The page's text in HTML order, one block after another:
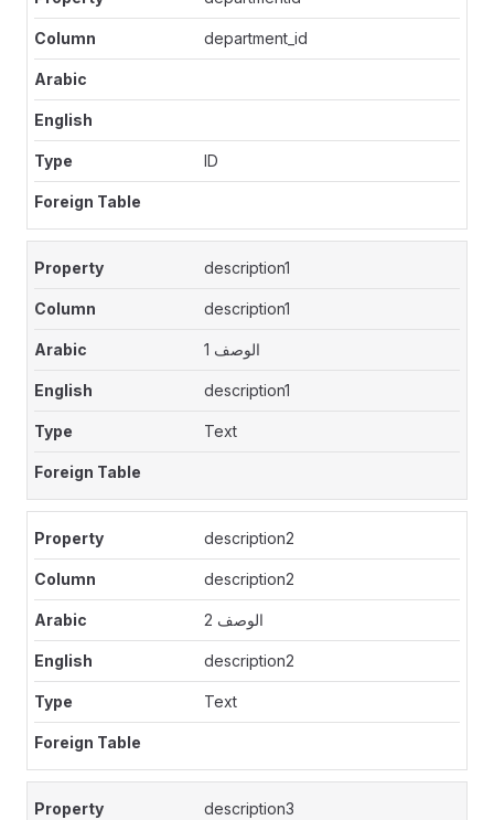
department_id
ID
description1
description1
الوصف 1
description1
Text
description2
description2
الوصف 2
description2
Text
description3